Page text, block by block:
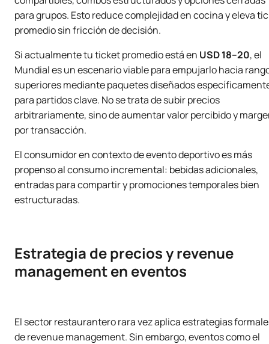
para grupos. Esto reduce complejidad en cocina y eleva
promedio sin fricción de decisión.
Si actualmente tu ticket promedio está en USD 18–20, el
Mundial es un escenario viable para empujarlo hacia
superiores mediante paquetes diseñados
para partidos clave. No se trata de subir precios
arbitrariamente, sino de aumentar valor percibido y
por transacción.
El consumidor en contexto de evento deportivo es más
propenso al consumo incremental: bebidas adicionales,
entradas para compartir y promociones temporales bien
estructuradas.
Estrategia de precios y revenue
management en eventos
El sector restaurantero rara vez aplica estrategias
de revenue management. Sin embargo, eventos como el